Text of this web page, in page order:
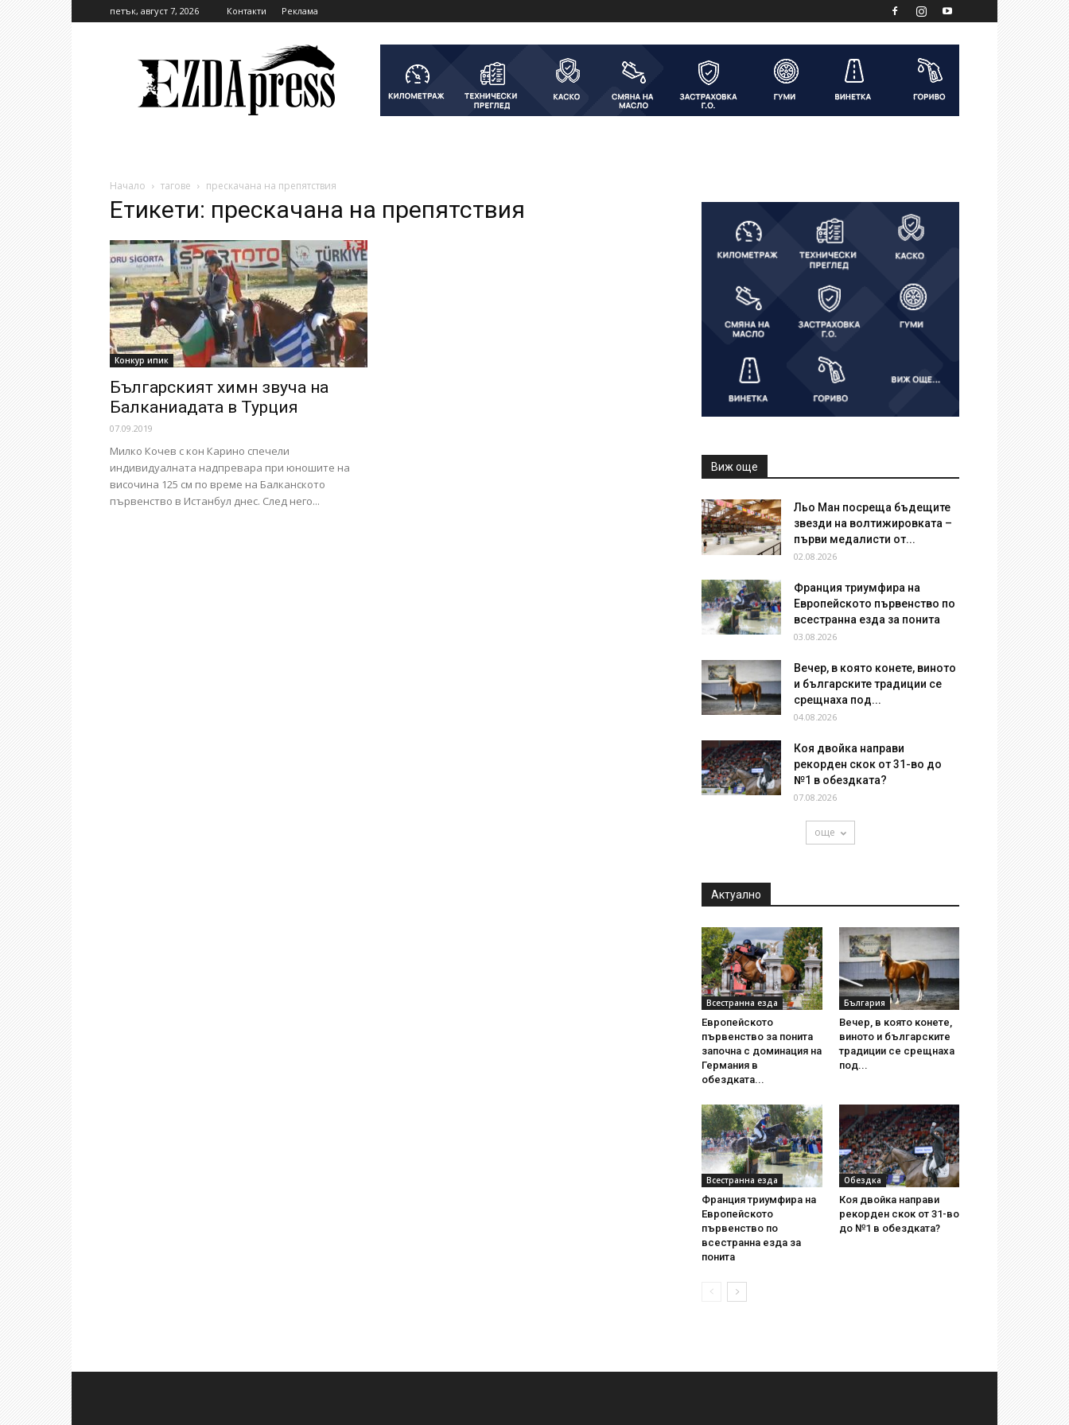
петък, август 7, 2026 Контакти Реклама
Начало тагове прескачана на препятствия
Етикети: прескачана на препятствия
Конкур ипик
Българският химн звуча на
Балканиадата в Турция
07.09.2019
Милко Кочев с кон Карино спечели
индивидуалната надпревара при юношите на
височина 125 см по време на Балканското
първенство в Истанбул днес. След него...
Виж още
Льо Ман посреща бъдещите
звезди на волтижировката –
първи медалисти от...
02.08.2026
Франция триумфира на
Европейското първенство по
всестранна езда за понита
03.08.2026
Вечер, в която конете, виното
и българските традиции се
срещнаха под...
04.08.2026
Коя двойка направи
рекорден скок от 31-во до
№1 в обездката?
07.08.2026
още
Актуално
Всестранна езда
Европейското
първенство за понита
започна с доминация на
Германия в
обездката...
България
Вечер, в която конете,
виното и българските
традиции се срещнаха
под...
Всестранна езда
Франция триумфира на
Европейското
първенство по
всестранна езда за
понита
Обездка
Коя двойка направи
рекорден скок от 31-во
до №1 в обездката?